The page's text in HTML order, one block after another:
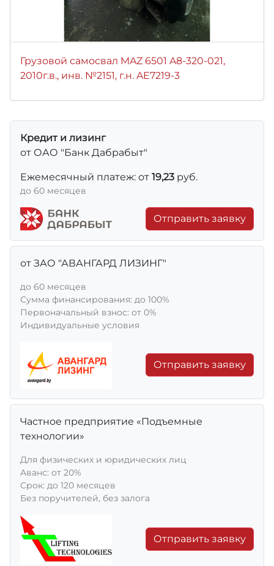
Грузовой самосвал MAZ 6501 A8-320-021,
2010г.в., инв. №2151, г.н. AE7219-3
Кредит и лизинг
от ОАО "Банк Дабрабыт"
Ежемесячный платеж: от 19,23 руб.
до 60 месяцев
Отправить заявку
от ЗАО "АВАНГАРД ЛИЗИНГ"
до 60 месяцев
Сумма финансирования: до 100%
Первоначальный взнос: от 0%
Индивидуальные условия
Отправить заявку
Частное предприятие «Подъемные
технологии»
Для физических и юридических лиц
Aванс: от 20%
Срок: до 120 месяцев
Без поручителей, без залога
Отправить заявку